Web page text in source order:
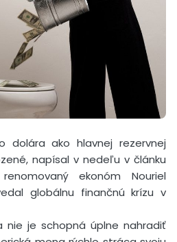
dolára ako hlavnej rezervnej
napísal v nedeľu v článku
ekonóm Nouriel
globálnu finančnú krízu v
je schopná úplne nahradiť